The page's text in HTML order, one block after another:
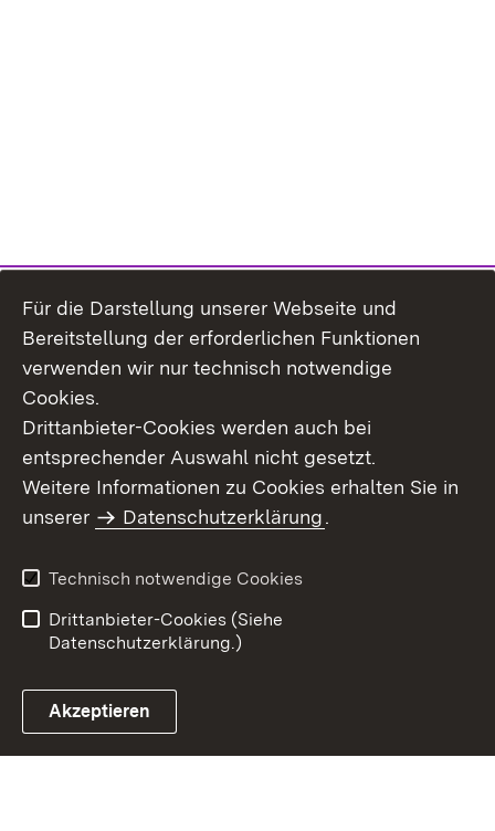
Benutzungshinweise
Erklärung zur
Für die Darstellung unserer Webseite und
Bereitstellung der erforderlichen Funktionen
verwenden wir nur technisch notwendige
Cookies.
Drittanbieter-Cookies werden auch bei
entsprechender Auswahl nicht gesetzt.
Weitere Informationen zu Cookies erhalten Sie in
unserer
Datenschutzerklärung.
Technisch notwendige Cookies
Drittanbieter-Cookies (Siehe
Datenschutzerklärung.)
Akzeptieren